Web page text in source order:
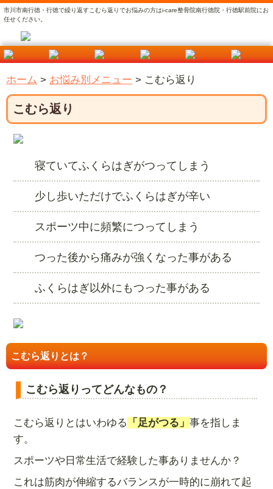
市川市南行徳・行徳で繰り返すこむら返りでお悩みの方はi-care整骨院南行徳院・行徳駅前院にお
任せください。
ホーム > お悩み別メニュー > こむら返り
こむら返り
寝ていてふくらはぎがつってしまう
少し歩いただけでふくらはぎが辛い
スポーツ中に頻繁につってしまう
つった後から痛みが強くなった事がある
ふくらはぎ以外にもつった事がある
こむら返りとは？
こむら返りってどんなもの？
こむら返りとはいわゆる 「足がつる」 事を指しま
す。
スポーツや日常生活で経験した事ありませんか？
これは筋肉が伸縮するバランスが一時的に崩れて起